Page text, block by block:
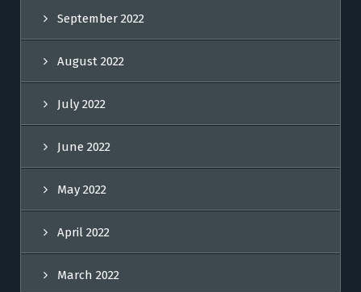
September 2022
August 2022
July 2022
June 2022
May 2022
April 2022
March 2022